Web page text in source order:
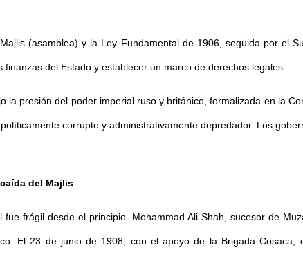
(asamblea) y la Ley Fundamental de 1906, seguida por el
finanzas del Estado y establecer un marco de derechos legales.
la presión del poder imperial ruso y británico, formalizada en la
corrupto y administrativamente depredador. Los
del Majlis
fue frágil desde el principio. Mohammad Ali Shah, sucesor de
El 23 de junio de 1908, con el apoyo de la Brigada